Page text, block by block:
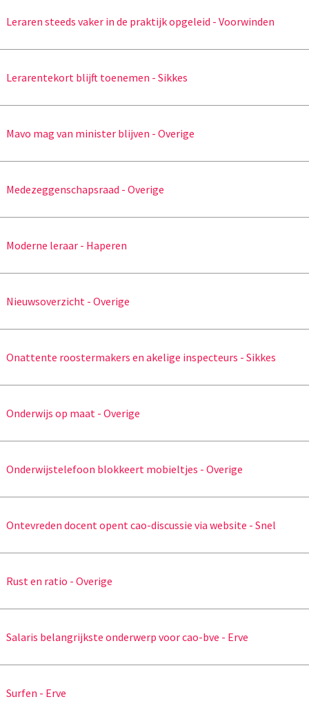
Leraren steeds vaker in de praktijk opgeleid - Voorwinden
Lerarentekort blijft toenemen - Sikkes
Mavo mag van minister blijven - Overige
Medezeggenschapsraad - Overige
Moderne leraar - Haperen
Nieuwsoverzicht - Overige
Onattente roostermakers en akelige inspecteurs - Sikkes
Onderwijs op maat - Overige
Onderwijstelefoon blokkeert mobieltjes - Overige
Ontevreden docent opent cao-discussie via website - Snel
Rust en ratio - Overige
Salaris belangrijkste onderwerp voor cao-bve - Erve
Surfen - Erve